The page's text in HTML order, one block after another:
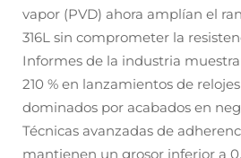
vapor (PVD) ahora amplían el
316L sin comprometer la
Informes de la industria
210 % en lanzamientos de
dominados por acabados en
Técnicas avanzadas de
mantienen un grosor inferior a